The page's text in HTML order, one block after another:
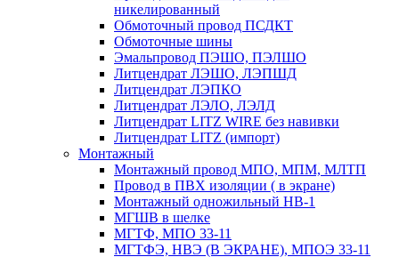
никелированный
Обмоточный провод ПСДКТ
Обмоточные шины
Эмальпровод ПЭШО, ПЭЛШО
Литцендрат ЛЭШО, ЛЭПШД
Литцендрат ЛЭПКО
Литцендрат ЛЭЛО, ЛЭЛД
Литцендрат LITZ WIRE без навивки
Литцендрат LITZ (импорт)
Монтажный
Монтажный провод МПО, МПМ, МЛТП
Провод в ПВХ изоляции ( в экране)
Монтажный одножильный HB-1
МГШВ в шелке
МГТФ, МПО 33-11
МГТФЭ, НВЭ (В ЭКРАНЕ), МПОЭ 33-11